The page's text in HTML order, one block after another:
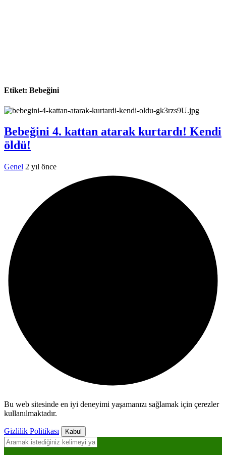
Etiket: Bebeğini
Bebeğini 4. kattan atarak kurtardı! Kendi
öldü!
Genel 2 yıl önce
Bu web sitesinde en iyi deneyimi yaşamanızı sağlamak için çerezler
kullanılmaktadır.
Gizlilik Politikası Kabul